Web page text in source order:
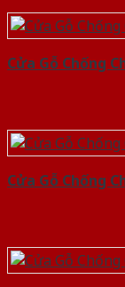
Cửa Gỗ Chống
Cửa Gỗ Chống